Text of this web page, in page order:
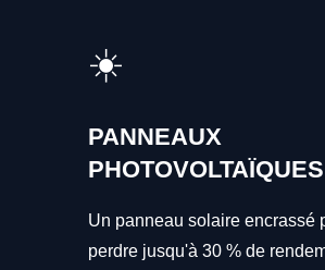
☀️
PANNEAUX
PHOTOVOLTAÏQUES
Un panneau solaire encrassé
perdre jusqu'à 30 % de